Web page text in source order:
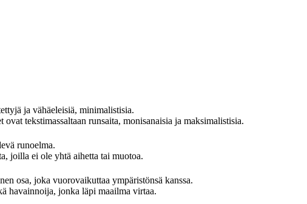
ja vähäeleisiä, minimalistisia.
tekstimassaltaan runsaita, monisanaisia ja maksimalistisia.
runoelma.
joilla ei ole yhtä aihetta tai muotoa.
osa, joka vuorovaikuttaa ympäristönsä kanssa.
havainnoija, jonka läpi maailma virtaa.